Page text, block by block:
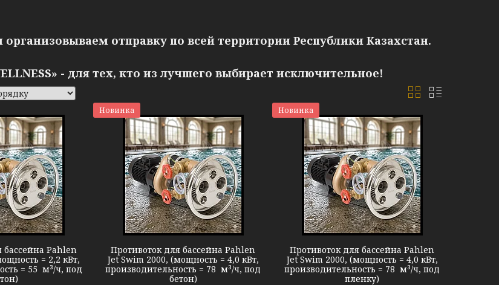
организовываем отправку по всей территории Республики Казахстан.
- для тех, кто из лучшего выбирает исключительное!
бассейна Pahlen
= 2,2 кВт,
= 55 м³/ч, под
Новинка
Jet Swim 2000
Противоток для бассейна Pahlen
Jet Swim 2000, (мощность = 4,0 кВт,
производительность = 78 м³/ч, под
бетон)
Новинка
Pahlen Jet Swim 2000
Противоток для бассейна Pahlen
Jet Swim 2000, (мощность = 4,0 кВт,
производительность = 78 м³/ч, под
пленку)